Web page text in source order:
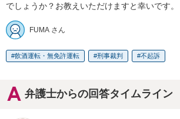
でしょうか？お教えいただけますと幸いです。
FUMA さん
飲酒運転・無免許運転 刑事裁判 不起訴
弁護士からの回答タイムライン